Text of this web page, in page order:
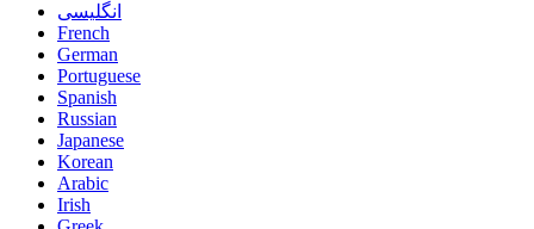
انگلیسی
French
German
Portuguese
Spanish
Russian
Japanese
Korean
Arabic
Irish